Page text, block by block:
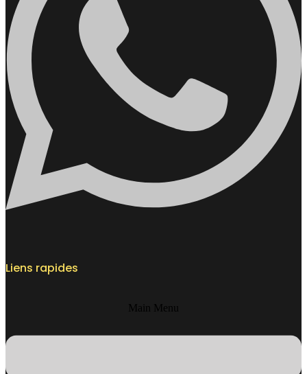
Liens rapides
Main Menu